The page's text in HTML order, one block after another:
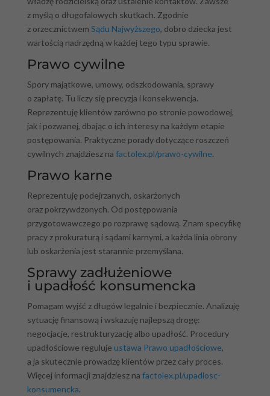
z myślą o długofalowych skutkach. Zgodnie
z orzecznictwem Sądu Najwyższego, dobro dziecka jest
wartością nadrzędną w każdej tego typu sprawie.
Prawo cywilne
Spory majątkowe, umowy, odszkodowania, sprawy
o zapłatę. Tu liczy się precyzja i konsekwencja.
Reprezentuję klientów zarówno po stronie powodowej,
jak i pozwanej, dbając o ich interesy na każdym etapie
postępowania. Praktyczne porady dotyczące roszczeń
cywilnych znajdziesz na factolex.pl/prawo-cywilne.
Prawo karne
Reprezentuję podejrzanych, oskarżonych
oraz pokrzywdzonych. Od postępowania
przygotowawczego po rozprawę sądową. Znam specyfikę
pracy z prokuraturą i sądami karnymi, a każda linia obrony
lub oskarżenia jest starannie przemyślana.
Sprawy zadłużeniowe
i upadłość konsumencka
Pomagam wyjść z długów legalnie i bezpiecznie. Analizuję
sytuację finansową i wskazuję najlepszą drogę:
negocjacje, restrukturyzację albo upadłość. Procedury
upadłościowe reguluje ustawa Prawo upadłościowe,
a ja skutecznie prowadzę klientów przez cały proces.
Więcej informacji znajdziesz na factolex.pl/upadlosc-
konsumencka.